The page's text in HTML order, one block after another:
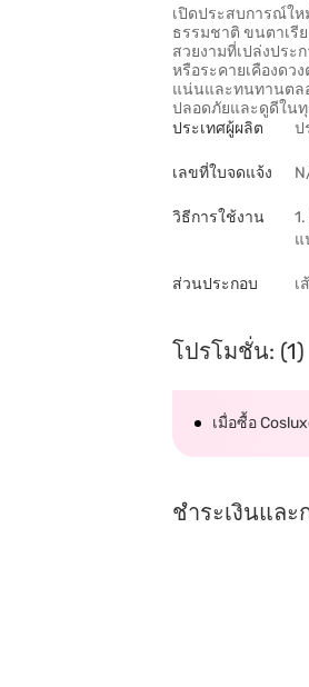
เปิดประสบการณ์ใ
ธรรมชาติ ขนตาเรี
สวยงามที่เปล่งปร
หรือระคายเคืองด
แน่นและทนทานตล
ปลอดภัยและดูดีใน
ประเทศผู้ผลิต
ป
เลขที่ใบจดแจ้ง
วิธีการใช้งาน
แ
ส่วนประกอบ เ
โปรโมชั่น: (1)
เมื่อซื้อ
ชำระเงินและ